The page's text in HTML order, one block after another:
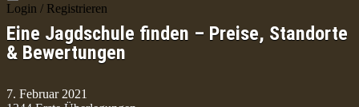
Login / Registrieren
Eine Jagdschule finden – Preise, Standorte
& Bewertungen
7. Februar 2021